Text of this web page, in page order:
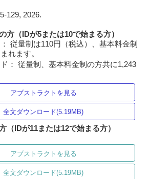
129, 2026.
方（IDが5または10で始まる方）
従量制は110円（税込）、基本料金制
れます。
： 従量制、基本料金制の方共に1,243
アブストラクトを見る
全文ダウンロード(5.19MB)
（IDが11または12で始まる方）
アブストラクトを見る
全文ダウンロード(5.19MB)